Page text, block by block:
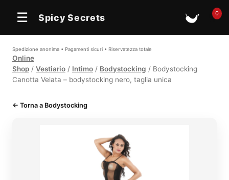
☰ Spicy Secrets 🛒0
Spedizione anonima • Pagamenti sicuri • Riservatezza totale
Online
Shop / Vestiario / Intimo / Bodystocking / Bodystocking
Canotta Velata – bodystocking nero, taglia unica
← Torna a Bodystocking
In